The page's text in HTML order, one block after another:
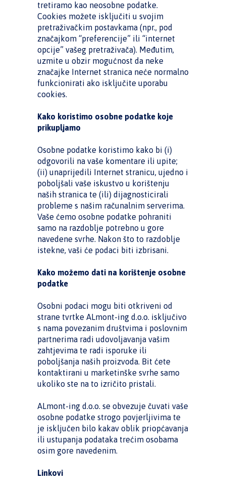
tretiramo kao neosobne podatke.
Cookies možete isključiti u svojim
pretraživačkim postavkama (npr., pod
značajkom “preferencije” ili “internet
opcije” vašeg pretraživača). Međutim,
uzmite u obzir mogućnost da neke
značajke Internet stranica neće normalno
funkcionirati ako isključite uporabu
cookies.
Kako koristimo osobne podatke koje
prikupljamo
Osobne podatke koristimo kako bi (i)
odgovorili na vaše komentare ili upite;
(ii) unaprijedili Internet stranicu, ujedno i
poboljšali vaše iskustvo u korištenju
naših stranica te (ili) dijagnosticirali
probleme s našim računalnim serverima.
Vaše ćemo osobne podatke pohraniti
samo na razdoblje potrebno u gore
navedene svrhe. Nakon što to razdoblje
istekne, vaši će podaci biti izbrisani.
Kako možemo dati na korištenje osobne
podatke
Osobni podaci mogu biti otkriveni od
strane tvrtke ALmont-ing d.o.o. isključivo
s nama povezanim društvima i poslovnim
partnerima radi udovoljavanja vašim
zahtjevima te radi isporuke ili
poboljšanja naših proizvoda. Bit ćete
kontaktirani u marketinške svrhe samo
ukoliko ste na to izričito pristali.
ALmont-ing d.o.o. se obvezuje čuvati vaše
osobne podatke strogo povjerljivima te
je isključen bilo kakav oblik priopćavanja
ili ustupanja podataka trećim osobama
osim gore navedenim.
Linkovi